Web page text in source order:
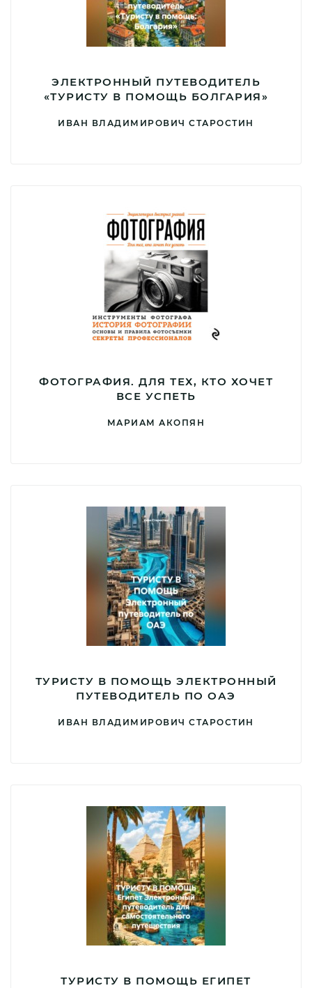
ЭЛЕКТРОННЫЙ ПУТЕВОДИТЕЛЬ
«ТУРИСТУ В ПОМОЩЬ БОЛГАРИЯ»
ИВАН ВЛАДИМИРОВИЧ СТАРОСТИН
ФОТОГРАФИЯ. ДЛЯ ТЕХ, КТО ХОЧЕТ
ВСЕ УСПЕТЬ
МАРИАМ АКОПЯН
ТУРИСТУ В ПОМОЩЬ ЭЛЕКТРОННЫЙ
ПУТЕВОДИТЕЛЬ ПО ОАЭ
ИВАН ВЛАДИМИРОВИЧ СТАРОСТИН
ТУРИСТУ В ПОМОЩЬ ЕГИПЕТ